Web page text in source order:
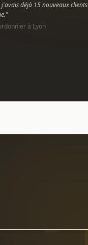
j'avais déjà 15 nouveaux clients
à Lyon